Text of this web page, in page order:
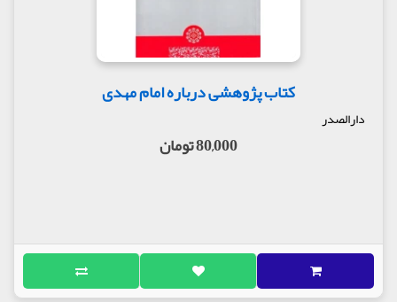
کتاب پژوهشی درباره امام مهدی
دارالصدر
80,000 تومان